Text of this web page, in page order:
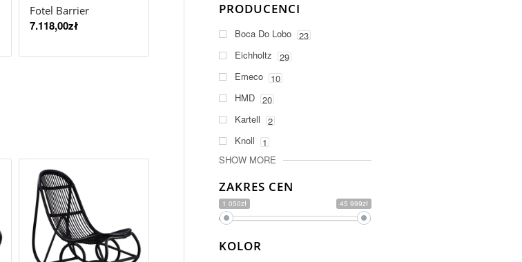
Fotel Barrier
7.118,00zł
PRODUCENCI
Boca Do Lobo 23
Eichholtz
29
Emeco 10
HMD 20
Kartell
2
Knoll
1
SHOW MORE
ZAKRES CEN
1 050zł 45 999zł
KOLOR